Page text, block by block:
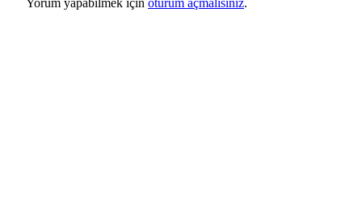
Yorum yapabilmek için oturum açmalısınız.